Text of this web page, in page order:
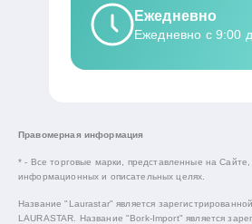
Ежедневно
Ежедневно с 9:00
Правомерная информация
* - Все торговые марки, представленные на Сайте,
информационных и описательных целях.
Название "Laurastar" является
LAURASTAR. Название "Bork-Import" является